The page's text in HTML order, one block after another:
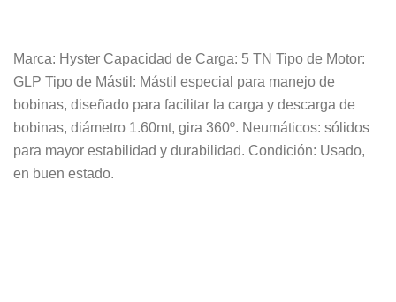
Marca: Hyster Capacidad de Carga: 5 TN Tipo de Motor:
GLP Tipo de Mástil: Mástil especial para manejo de
bobinas, diseñado para facilitar la carga y descarga de
bobinas, diámetro 1.60mt, gira 360º. Neumáticos: sólidos
para mayor estabilidad y durabilidad. Condición: Usado,
en buen estado.